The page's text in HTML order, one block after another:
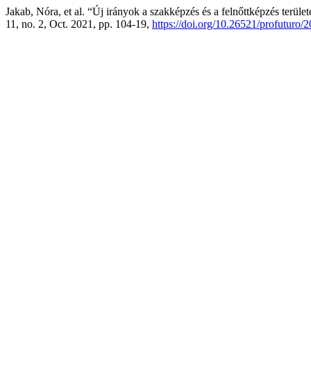
Jakab, Nóra, et al. “Új irányok a szakképzés és a felnőttképzés
11, no. 2, Oct. 2021, pp. 104-19, https://doi.org/10.26521/profuturo/